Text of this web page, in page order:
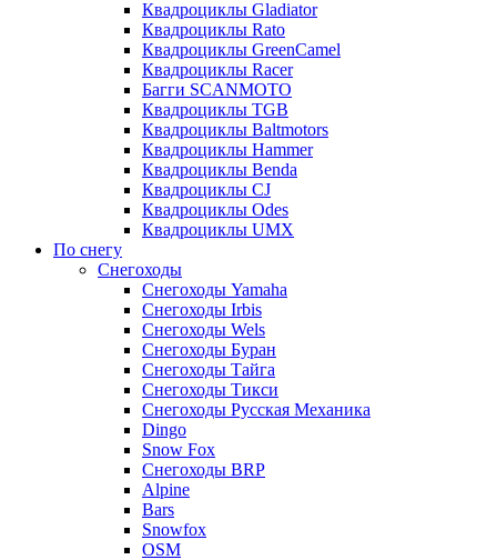
Квадроциклы Gladiator
Квадроциклы Rato
Квадроциклы GreenCamel
Квадроциклы Racer
Багги SCANMOTO
Квадроциклы TGB
Квадроциклы Baltmotors
Квадроциклы Hammer
Квадроциклы Benda
Квадроциклы CJ
Квадроциклы Odes
Квадроциклы UMX
По снегу
Снегоходы
Снегоходы Yamaha
Снегоходы Irbis
Снегоходы Wels
Снегоходы Буран
Снегоходы Тайга
Снегоходы Тикси
Снегоходы Русская Механика
Dingo
Snow Fox
Снегоходы BRP
Alpine
Bars
Snowfox
OSM